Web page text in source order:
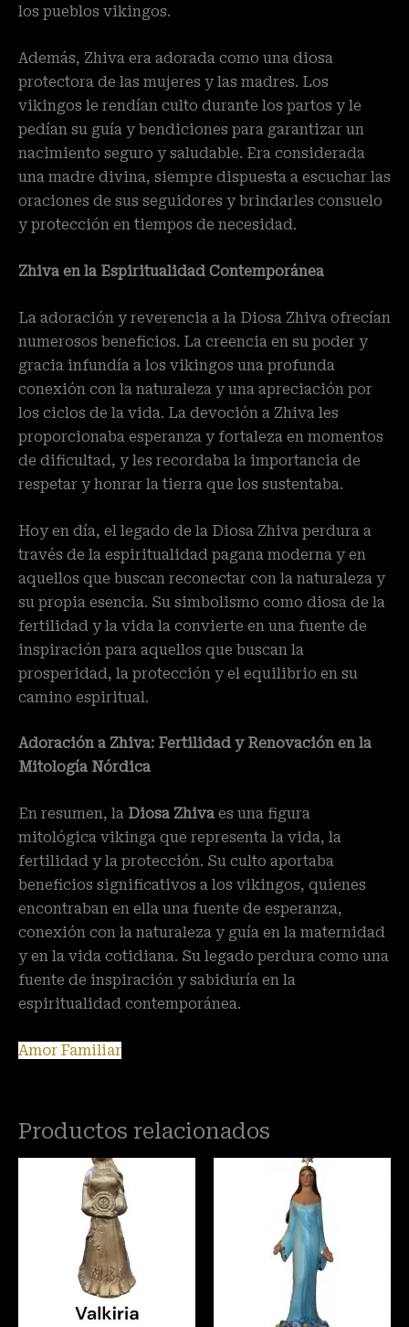
los pueblos vikingos.
Además, Zhiva era adorada como una diosa
protectora de las mujeres y las madres. Los
vikingos le rendían culto durante los partos y le
pedían su guía y bendiciones para garantizar un
nacimiento seguro y saludable. Era considerada
una madre divina, siempre dispuesta a escuchar las
oraciones de sus seguidores y brindarles consuelo
y protección en tiempos de necesidad.
Zhiva en la Espiritualidad Contemporánea
La adoración y reverencia a la Diosa Zhiva ofrecían
numerosos beneficios. La creencia en su poder y
gracia infundía a los vikingos una profunda
conexión con la naturaleza y una apreciación por
los ciclos de la vida. La devoción a Zhiva les
proporcionaba esperanza y fortaleza en momentos
de dificultad, y les recordaba la importancia de
respetar y honrar la tierra que los sustentaba.
Hoy en día, el legado de la Diosa Zhiva perdura a
través de la espiritualidad pagana moderna y en
aquellos que buscan reconectar con la naturaleza y
su propia esencia. Su simbolismo como diosa de la
fertilidad y la vida la convierte en una fuente de
inspiración para aquellos que buscan la
prosperidad, la protección y el equilibrio en su
camino espiritual.
Adoración a Zhiva: Fertilidad y Renovación en la
Mitología Nórdica
En resumen, la Diosa Zhiva es una figura
mitológica vikinga que representa la vida, la
fertilidad y la protección. Su culto aportaba
beneficios significativos a los vikingos, quienes
encontraban en ella una fuente de esperanza,
conexión con la naturaleza y guía en la maternidad
y en la vida cotidiana. Su legado perdura como una
fuente de inspiración y sabiduría en la
espiritualidad contemporánea.
Amor Familiar
Productos relacionados